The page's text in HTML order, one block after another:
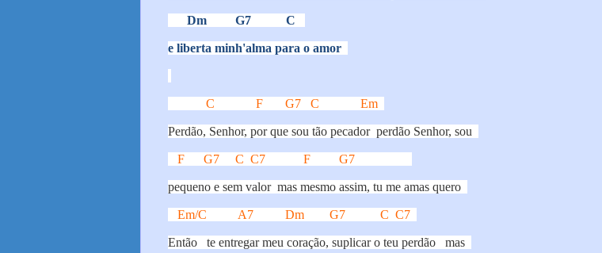
Dm G7 C
e liberta minh'alma para o amor
C F G7 C Em
Perdão, Senhor, por que sou tão pecador perdão Senhor, sou
F G7 C C7 F G7
pequeno e sem valor mas mesmo assim, tu me amas quero
Em/C A7 Dm G7 C C7
Então te entregar meu coração, suplicar o teu perdão mas